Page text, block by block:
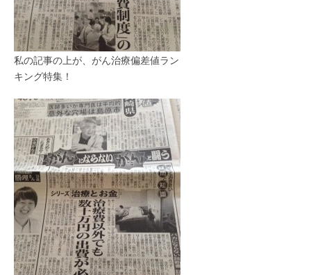
私の記事の上が、がん治療偏差値ラン
キング特集！